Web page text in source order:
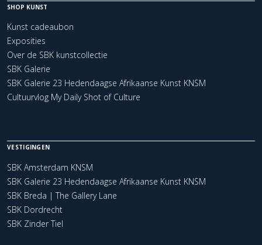
SHOP KUNST
Kunst cadeaubon
Exposities
Over de SBK kunstcollectie
SBK Galerie
SBK Galerie 23 Hedendaagse Afrikaanse Kunst KNSM
Cultuurvlog My Daily Shot of Culture
VESTIGINGEN
SBK Amsterdam KNSM
SBK Galerie 23 Hedendaagse Afrikaanse Kunst KNSM
SBK Breda | The Gallery Lane
SBK Dordrecht
SBK Zinder Tiel